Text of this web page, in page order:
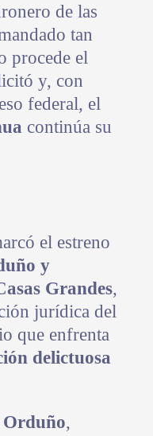
de las
tan
procede el
y, con
federal, el
continúa su
el estreno
y
Grandes,
jurídica del
que enfrenta
delictuosa
Orduño,